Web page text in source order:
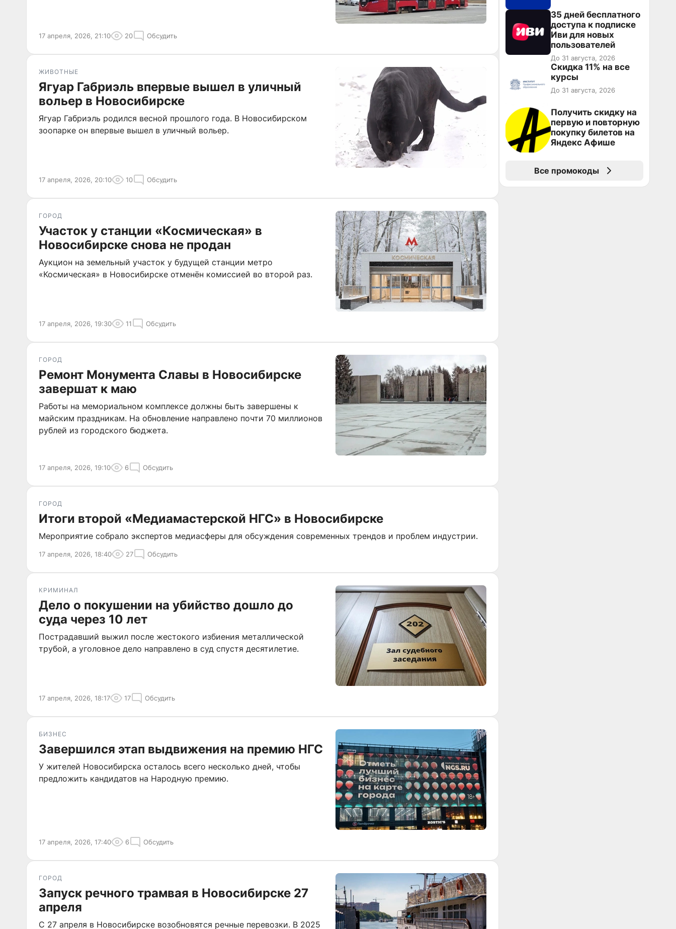
17 апреля, 2026, 21:10 20 Обсудить
ЖИВОТНЫЕ
Ягуар Габриэль впервые вышел в уличный
вольер в Новосибирске
Ягуар Габриэль родился весной прошлого года. В Новосибирском
зоопарке он впервые вышел в уличный вольер.
17 апреля, 2026, 20:10 10 Обсудить
ГОРОД
Участок у станции «Космическая» в
Новосибирске снова не продан
Аукцион на земельный участок у будущей станции метро
«Космическая» в Новосибирске отменён комиссией во второй раз.
17 апреля, 2026, 19:30 11 Обсудить
ГОРОД
Ремонт Монумента Славы в Новосибирске
завершат к маю
Работы на мемориальном комплексе должны быть завершены к
майским праздникам. На обновление направлено почти 70 миллионов
рублей из городского бюджета.
17 апреля, 2026, 19:10 6 Обсудить
ГОРОД
Итоги второй «Медиамастерской НГС» в Новосибирске
Мероприятие собрало экспертов медиасферы для обсуждения современных трендов и проблем индустрии.
17 апреля, 2026, 18:40 27 Обсудить
КРИМИНАЛ
Дело о покушении на убийство дошло до
суда через 10 лет
Пострадавший выжил после жестокого избиения металлической
трубой, а уголовное дело направлено в суд спустя десятилетие.
17 апреля, 2026, 18:17 17 Обсудить
БИЗНЕС
Завершился этап выдвижения на премию НГС
У жителей Новосибирска осталось всего несколько дней, чтобы
предложить кандидатов на Народную премию.
17 апреля, 2026, 17:40 6 Обсудить
ГОРОД
Запуск речного трамвая в Новосибирске 27
апреля
С 27 апреля в Новосибирске возобновятся речные перевозки. В 2025
35 дней бесплатного
доступа к подписке
Иви для новых
пользователей
До 31 августа, 2026
Скидка 11% на все
курсы
До 31 августа, 2026
Получить скидку на
первую и повторную
покупку билетов на
Яндекс Афише
Все промокоды